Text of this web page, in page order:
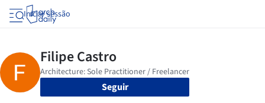
Iniciar sessão
Seguir